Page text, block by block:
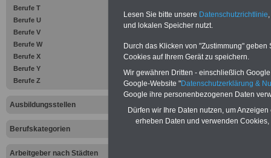
Berufe T
Berufe U
Berufe V
Berufe W
Berufe X
Berufe Y
Berufe Z
Ausbildungsstellen
Berufskategorien
Arbeitgeber nach Städten
Detailierte
- IT-System-
Lesen Sie bitte unsere Datenschutzrichtlinie
und lokalen Speicher nutzt.
Durch das Klicken von "Zustimmung"
Cookies auf Ihrem Gerät zu speichern.
Wir gewähren Dritten - einschließlich
Google-Website "Datenschutzerklärung &
Google ihre personenbezogenen Daten
Dürfen wir Ihre Daten nutzen, um
erheben Daten und verwenden